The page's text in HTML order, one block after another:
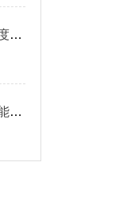
防爆气象站作用—监测风速、温度等气象参数预防气体扩散与火灾风险
多参数污水在线检测仪—报警功能可设置多级阈值，及时发现水质问题并处理